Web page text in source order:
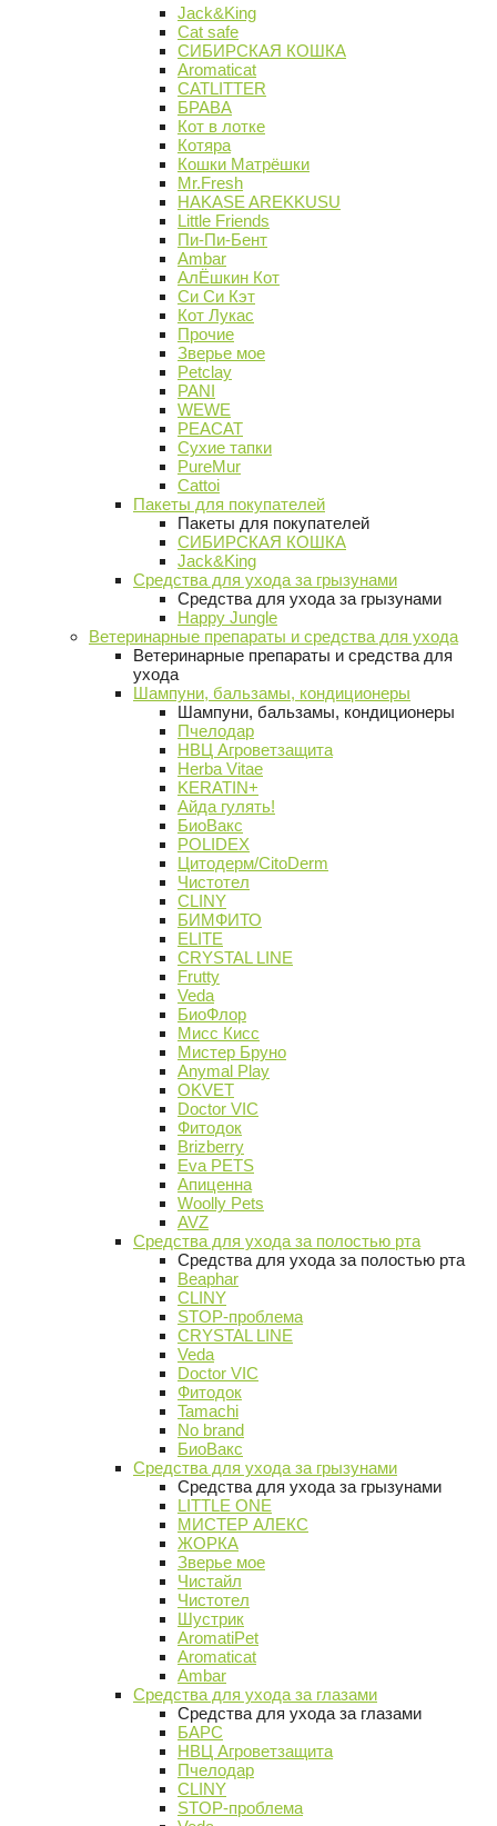
Jack&King
Cat safe
СИБИРСКАЯ КОШКА
Aromaticat
CATLITTER
БРАВА
Кот в лотке
Котяра
Кошки Матрёшки
Mr.Fresh
HAKASE AREKKUSU
Little Friends
Пи-Пи-Бент
Ambar
АлЁшкин Кот
Си Си Кэт
Кот Лукас
Прочие
Зверье мое
Petclay
PANI
WEWE
PEACAT
Сухие тапки
PureMur
Cattoi
Пакеты для покупателей
Пакеты для покупателей
СИБИРСКАЯ КОШКА
Jack&King
Средства для ухода за грызунами
Средства для ухода за грызунами
Happy Jungle
Ветеринарные препараты и средства для ухода
Ветеринарные препараты и средства для
ухода
Шампуни, бальзамы, кондиционеры
Шампуни, бальзамы, кондиционеры
Пчелодар
НВЦ Агроветзащита
Herba Vitae
KERATIN+
Айда гулять!
БиоВакс
POLIDEX
Цитодерм/CitoDerm
Чистотел
CLINY
БИМФИТО
ELITE
CRYSTAL LINE
Frutty
Veda
БиоФлор
Мисс Кисс
Мистер Бруно
Anymal Play
OKVET
Doctor VIC
Фитодок
Brizberry
Eva PETS
Апиценна
Woolly Pets
AVZ
Средства для ухода за полостью рта
Средства для ухода за полостью рта
Beaphar
CLINY
STOP-проблема
CRYSTAL LINE
Veda
Doctor VIC
Фитодок
Tamachi
No brand
БиоВакс
Средства для ухода за грызунами
Средства для ухода за грызунами
LITTLE ONE
МИСТЕР АЛЕКС
ЖОРКА
Зверье мое
Чистайл
Чистотел
Шустрик
AromatiPet
Aromaticat
Ambar
Средства для ухода за глазами
Средства для ухода за глазами
БАРС
НВЦ Агроветзащита
Пчелодар
CLINY
STOP-проблема